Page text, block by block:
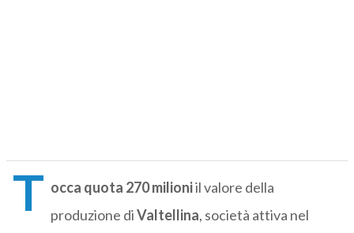
T occa quota 270 milioniil valore della
produzione diValtellina, società attiva nel